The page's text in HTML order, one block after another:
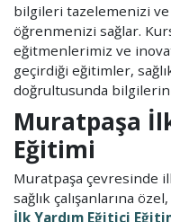
bilgileri tazelemenizi
öğrenmenizi sağlar.
eğitmenlerimiz ve
geçirdiği eğitimler,
doğrultusunda
Muratpaşa
Eğitimi
Muratpaşa çevresinde
sağlık çalışanlarına
İlk Yardım Eğitici